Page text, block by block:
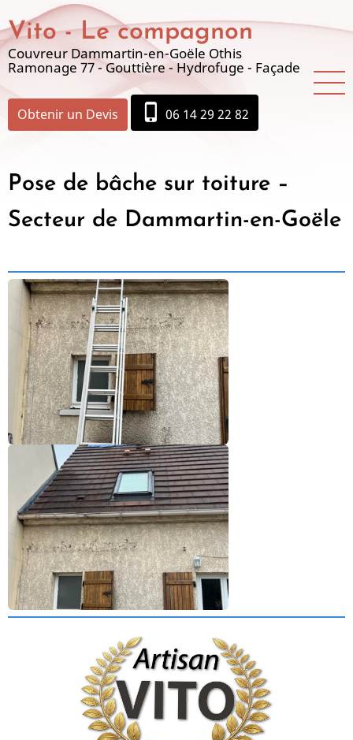
au
contenu
principal
Vito - Le compagnon
Couvreur Dammartin-en-Goële Othis
Ramonage 77 - Gouttière - Hydrofuge - Façade
Obtenir un Devis phone_iphone 06 14 29 22 82
Pose de bâche sur toiture –
Secteur de Dammartin-en-Goële